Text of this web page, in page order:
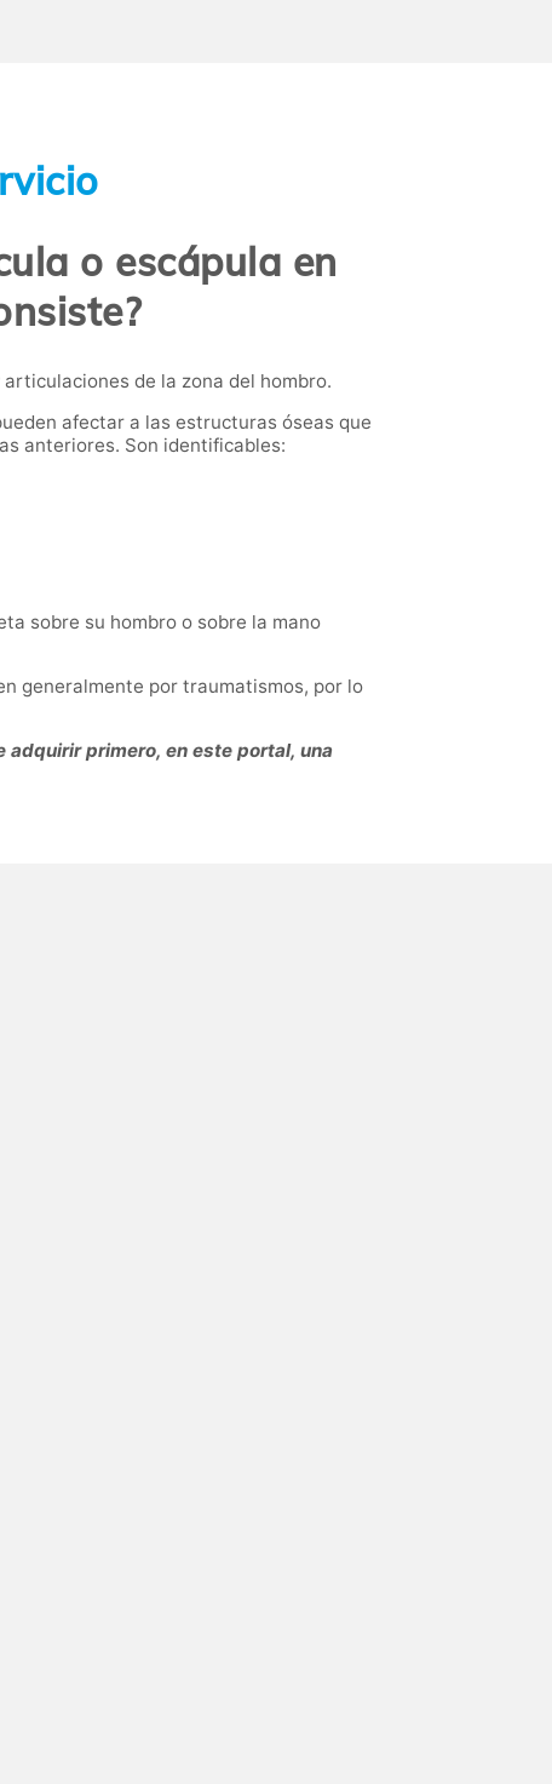
o escápula en
de la zona del hombro.
afectar a las estructuras óseas que
anteriores. Son identificables:
sobre su hombro o sobre la mano
generalmente por traumatismos, por lo
adquirir primero, en este portal, una